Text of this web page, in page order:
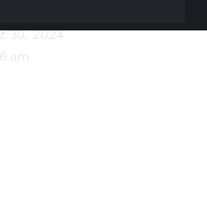
am
30, 2024